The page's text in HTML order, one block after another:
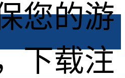
您的游
下载注